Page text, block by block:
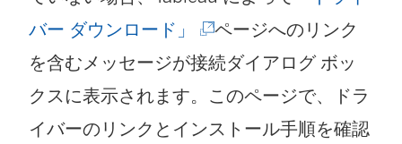
バー ダウンロード」
(
新
し
い
ページへのリンク
を含むメッセージが接続ダイアログ ボッ
クスに表示されます。このページで、ドラ
イバーのリンクとインストール手順を確認